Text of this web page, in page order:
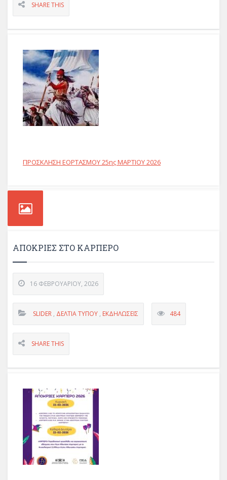
SHARE THIS
ΠΡΟΣΚΛΗΣΗ ΕΟΡΤΑΣΜΟΥ 25ης ΜΑΡΤΙΟΥ 2026
ΑΠΟΚΡΙΕΣ ΣΤΟ ΚΑΡΠΕΡΟ
16 ΦΕΒΡΟΥΑΡΊΟΥ, 2026
SLIDER , ΔΕΛΤΊΑ ΤΎΠΟΥ , ΕΚΔΗΛΏΣΕΙΣ 484
SHARE THIS